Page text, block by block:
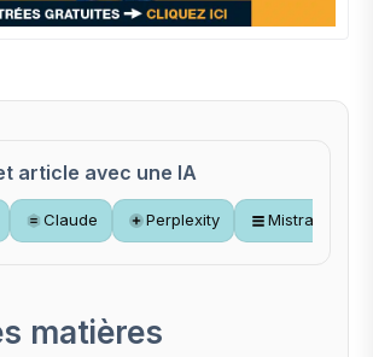
article avec une IA
Claude Perplexity Mistral
matières